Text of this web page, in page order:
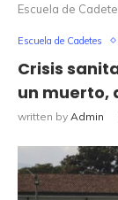
Escuela de
Escuela de Cadetes
Crisis
un muerto,
written by Admin